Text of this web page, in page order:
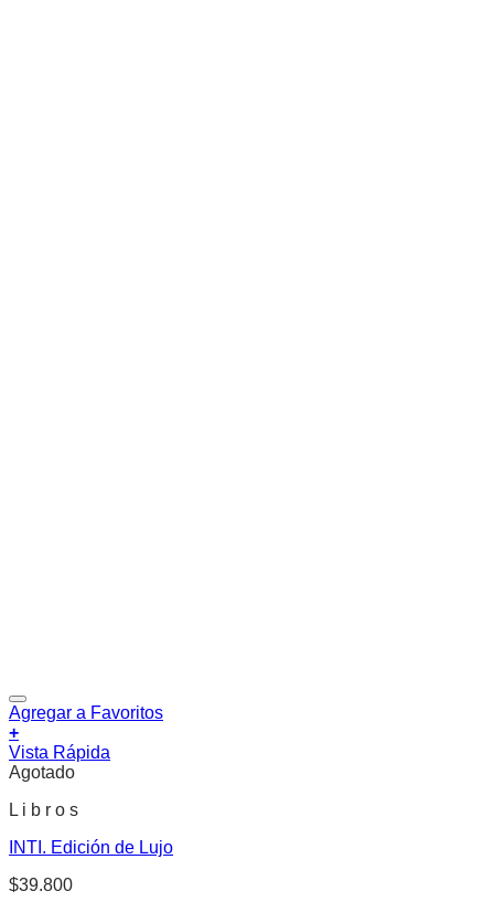
Agregar a Favoritos
+
Vista Rápida
Agotado
L i b r o s
INTI. Edición de Lujo
$39.800